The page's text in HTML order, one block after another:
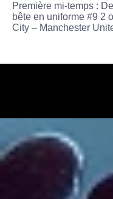
Première mi-temps :
bête en uniforme #9 2
City – Manchester